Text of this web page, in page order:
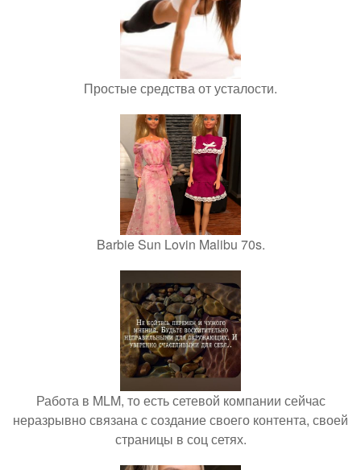
Простые средства от усталости.
Barbie Sun Lovin Malibu 70s.
Работа в MLM, то есть сетевой компании сейчас
неразрывно связана с создание своего контента, своей
страницы в соц сетях.